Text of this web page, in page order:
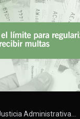
Administrativa…